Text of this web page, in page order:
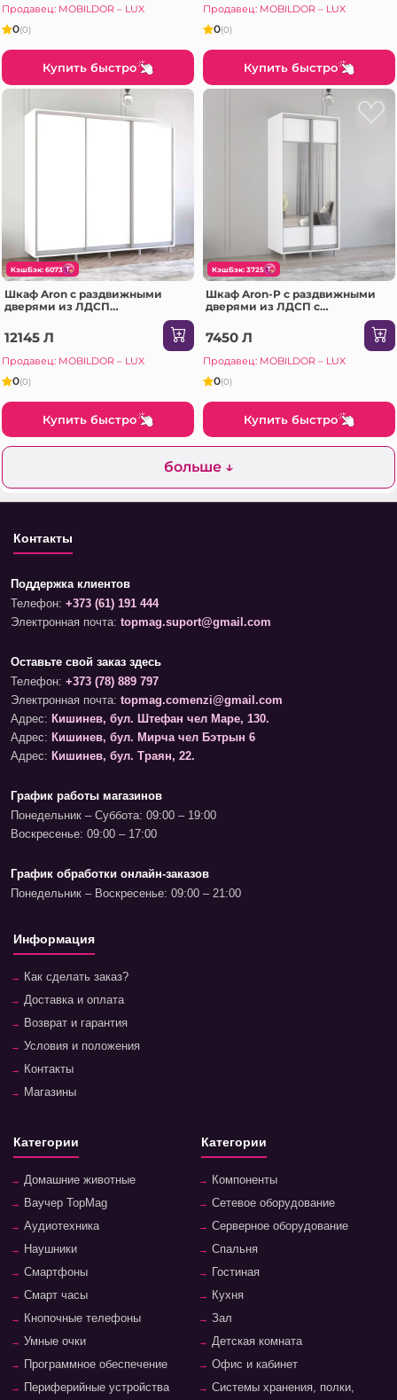
Продавец: MOBILDOR – LUX
0(0)
Купить быстро
Продавец: MOBILDOR – LUX
0(0)
Купить быстро
КэшБэк: 6073
Шкаф Aron с раздвижными
дверями из ЛДСП
12145 Л
Продавец: MOBILDOR – LUX
0(0)
Купить быстро
КэшБэк: 3725
Шкаф Aron-P с раздвижными
дверями из ЛДСП с
(100x60x200H см) Белый
блестящий
7450 Л
Продавец: MOBILDOR – LUX
0(0)
Купить быстро
больше ↓
Контакты
Поддержка клиентов
Телефон: +373 (61) 191 444
Электронная почта: topmag.suport@gmail.com
Оставьте свой заказ здесь
Телефон: +373 (78) 889 797
Электронная почта: topmag.comenzi@gmail.com
Адрес: Кишинев, бул. Штефан чел Маре, 130.
Адрес: Кишинев, бул. Мирча чел Бэтрын 6
Адрес: Кишинев, бул. Траян, 22.
График работы магазинов
Понедельник – Суббота: 09:00 – 19:00
Воскресенье: 09:00 – 17:00
График обработки онлайн-заказов
Понедельник – Воскресенье: 09:00 – 21:00
Информация
Как сделать заказ?
Доставка и оплата
Возврат и гарантия
Условия и положения
Контакты
Магазины
Категории
Домашние животные
Ваучер TopMag
Аудиотехника
Наушники
Смартфоны
Смарт часы
Кнопочные телефоны
Умные очки
Программное обеспечение
Периферийные устройства
Категории
Компоненты
Сетевое оборудование
Серверное оборудование
Спальня
Гостиная
Кухня
Зал
Детская комната
Офис и кабинет
Системы хранения, полки,